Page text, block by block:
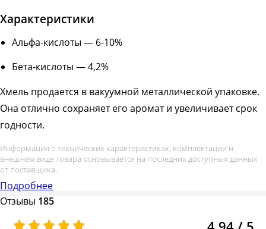
Характеристики
Альфа-кислоты — 6-10%
Бета-кислоты — 4,2%
Хмель продается в вакуумной металлической упаковке.
Она отлично сохраняет его аромат и увеличивает срок
годности.
Информация о технических характеристиках, комплектации и
внешнем виде товара основывается на последних доступных данных
от поставщика.
Подробнее
Отзывы 185